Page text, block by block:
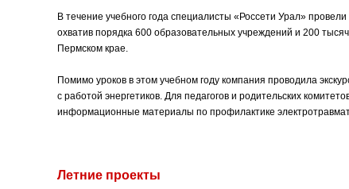
В течение учебного года специалисты «Россети Урал»
охватив порядка 600 образовательных учреждений и 200
Пермском крае.
Помимо уроков в этом учебном году компания проводила
с работой энергетиков. Для педагогов и родительских
информационные материалы по профилактике
Летние проекты